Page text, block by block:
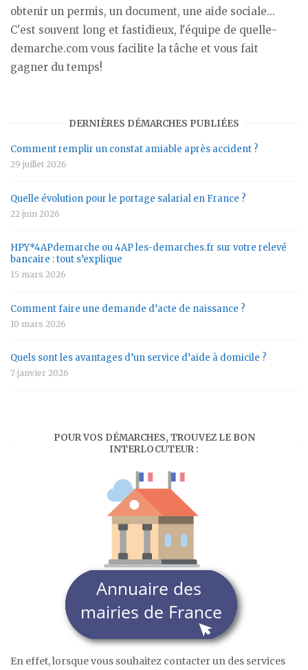
obtenir un permis, un document, une aide sociale...
C'est souvent long et fastidieux, l'équipe de quelle-
demarche.com vous facilite la tâche et vous fait
gagner du temps!
DERNIÈRES DÉMARCHES PUBLIÉES
Comment remplir un constat amiable après accident ?
29 juillet 2026
Quelle évolution pour le portage salarial en France ?
22 juin 2026
HPY*4APdemarche ou 4AP les-demarches.fr sur votre relevé
bancaire : tout s’explique
15 mars 2026
Comment faire une demande d’acte de naissance ?
10 mars 2026
Quels sont les avantages d’un service d’aide à domicile ?
7 janvier 2026
POUR VOS DÉMARCHES, TROUVEZ LE BON
INTERLOCUTEUR :
En effet, lorsque vous souhaitez contacter un des services